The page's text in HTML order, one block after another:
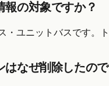
報の対象ですか？
・ユニットバスです。
なぜ削除したの